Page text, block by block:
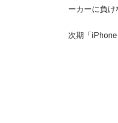
ーカーに負け
次期「